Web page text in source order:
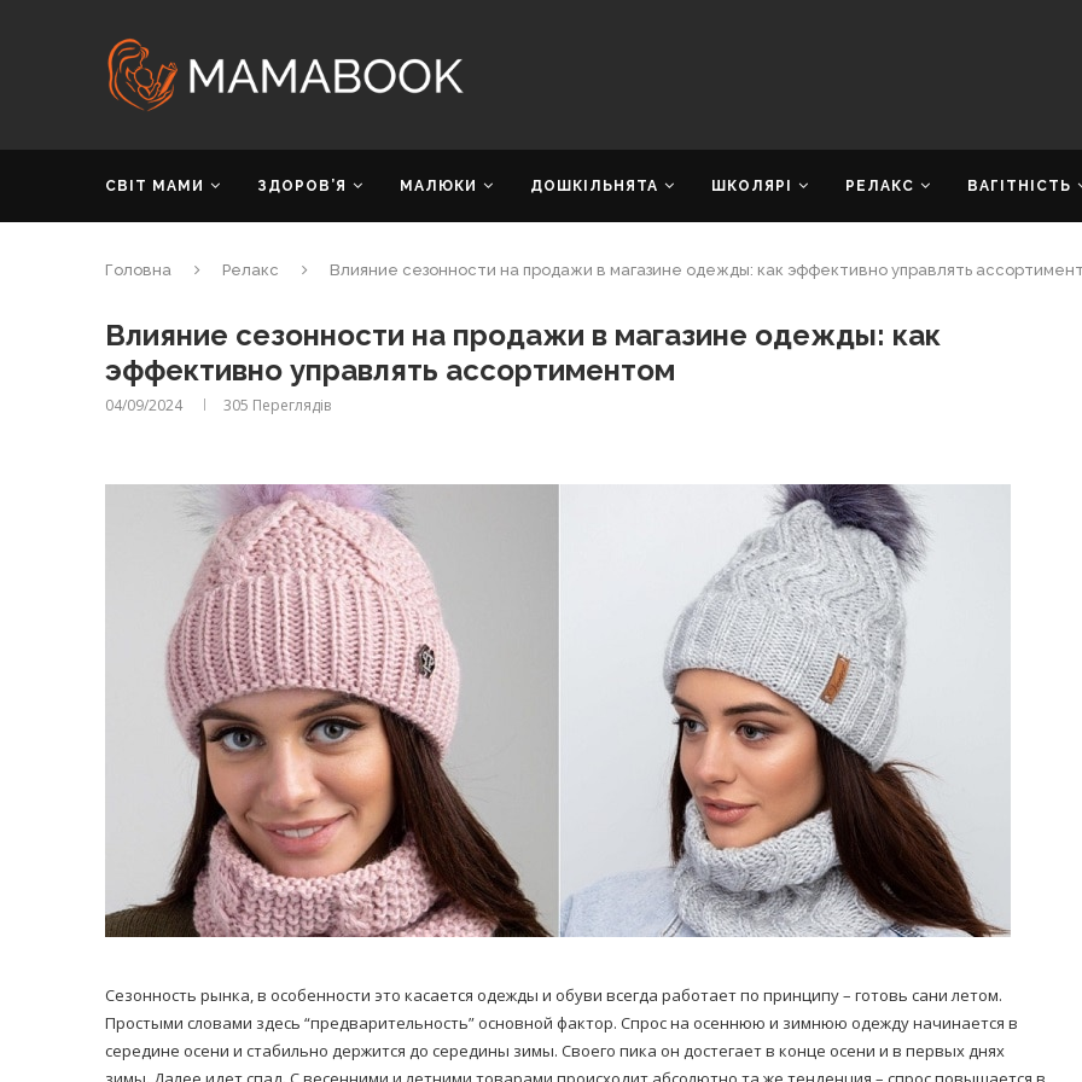
СВІТ МАМИ ЗДОРОВ’Я МАЛЮКИ ДОШКІЛЬНЯТА ШКОЛЯРІ РЕЛАКС ВАГІТНІСТЬ
Головна Релакс Влияние сезонности на продажи в магазине одежды: как эффективно управлять
Влияние сезонности на продажи в магазине одежды: как
эффективно управлять ассортиментом
04/09/2024 305 Переглядів
Сезонность рынка, в особенности это касается одежды и обуви всегда работает по принципу – готовь сани летом.
Простыми словами здесь “предварительность” основной фактор. Спрос на осеннюю и зимнюю одежду начинается в
середине осени и стабильно держится до середины зимы. Своего пика он достегает в конце осени и в первых днях
принимать
никакого кипятка
Лікарі назвали симптоми
коронавірусу в дітей
14/Бер/2020
Попробуйте рецепт
легендарного супа доктора
Моро, который без...
08/Січ/2021